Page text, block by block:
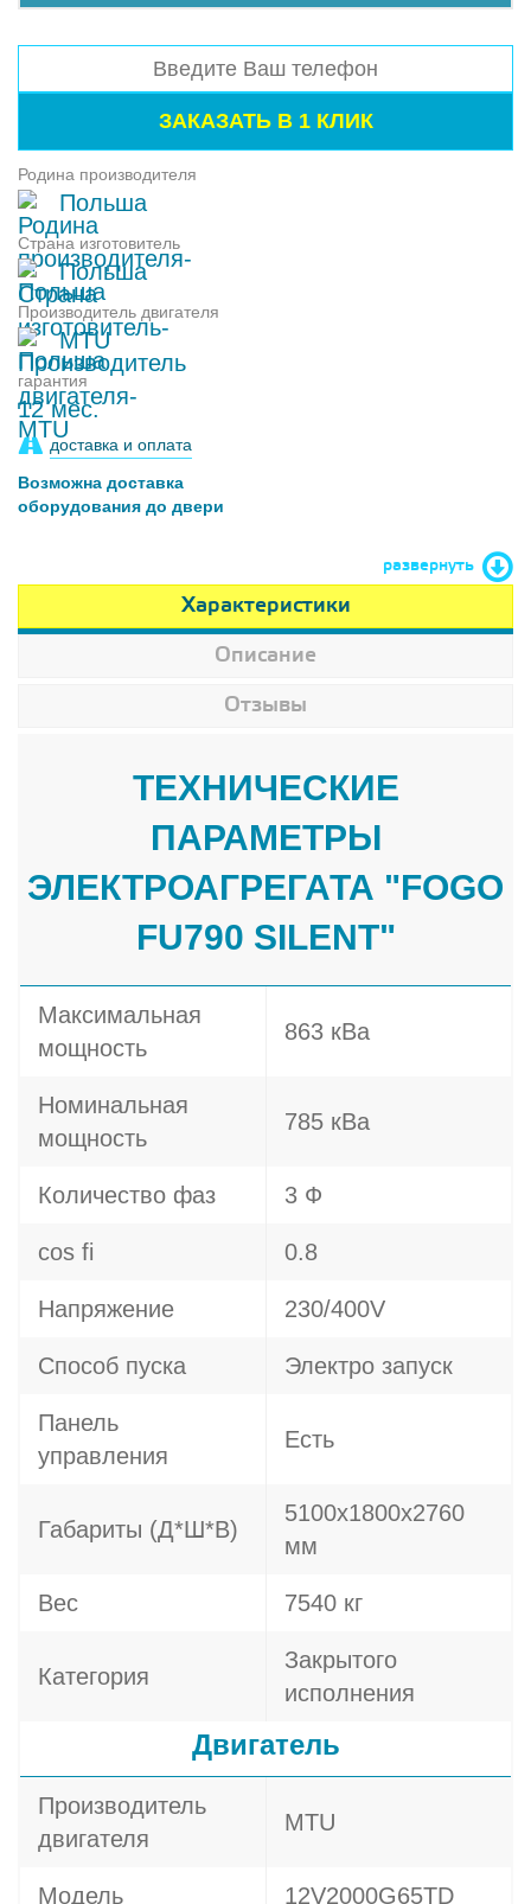
Родина производителя
Польша
Страна изготовитель
Польша
Производитель двигателя
MTU
гарантия
12 мес.
доставка и оплата
Возможна доставка
оборудования до двери
развернуть
Характеристики
Описание
Отзывы
ТЕХНИЧЕСКИЕ
ПАРАМЕТРЫ
ЭЛЕКТРОАГРЕГАТА "FOGO
FU790 SILENT"
Максимальная
мощность
863 кВа
Номинальная
мощность
785 кВа
Количество фаз 3 Ф
cos fi 0.8
Напряжение 230/400V
Способ пуска Электро запуск
Панель
управления
Есть
Габариты (Д*Ш*В)
5100х1800х2760
мм
Вес 7540 кг
Категория
Закрытого
исполнения
Двигатель
Производитель
двигателя
MTU
Модель 12V2000G65TD